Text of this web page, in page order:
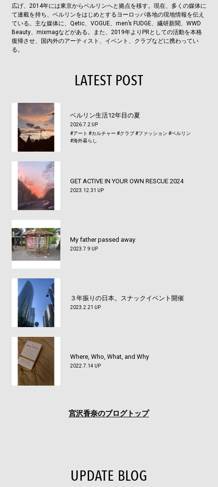
広げ、2014年には東京からベルリンへと拠点を移す。現在、多くの媒体に
て連載を持ち、ベルリンをはじめとするヨーロッパ各地の現地情報を伝え
ている。主な媒体に、Qetic、VOGUE、men’s FUDGE、繊研新聞、WWD
Beauty、mixmagなどがある。また、2019年よりPRとしての活動を本格
復帰させ、国内外のアーティスト、イベント、クラブなどに携わってい
る。
LATEST POST
ベルリン生活12年目の夏
2026.7.2 UP
#アート #カルチャー #クラブ#ファッション #ベルリン
#海外暮らし
GET ACTIVE IN YOUR OWN RESCUE 2024
2023.12.31 UP
My father passed away
2023.7.9 UP
３年振りの日本。スナックイベント開催
2023.2.21 UP
Where, Who, What, and Why
2022.7.14 UP
宮沢香奈のブログトップ
UPDATE BLOG